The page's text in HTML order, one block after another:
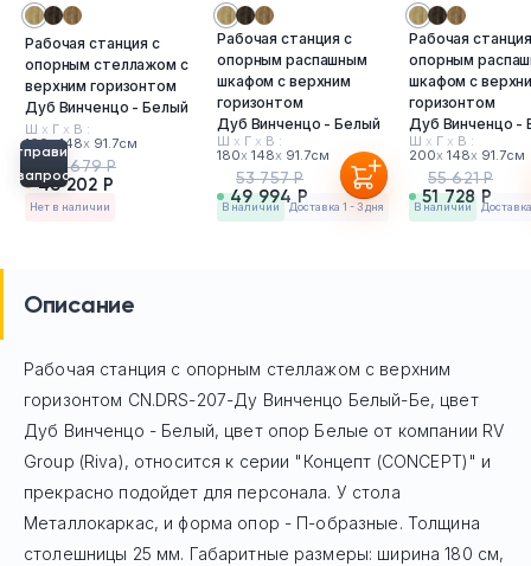
Рабочая станция с
опорным стеллажом с
верхним горизонтом
Дуб Винченцо - Белый
Ш х Г х В :
160х148х 91.7см
46 202 Р
49 679 Р
Нет в наличии
Отправить
запрос
Рабочая станция с
опорным распашным
шкафом с верхним
горизонтом
Дуб Винченцо - Белый
Ш х Г х В :
180х 148х 91.7см
49 994 Р
53 757 Р
в наличии Доставка 1 - 3 дня
Рабочая
опорным
шкафом с
горизонтом
Дуб Винченцо -
Ш х Г х В :
200х 148х 91.7см
51 728 Р
55 621 Р
в наличии
Описание
Рабочая станция с опорным стеллажом с верхним
горизонтом CN.DRS-207-Ду Винченцо Белый-Бе, цвет
Дуб Винченцо - Белый, цвет опор Белые от компании RV
Group (Riva), относится к серии "Концепт (CONCEPT)" и
прекрасно подойдет для персонала. У стола
Mеталлокаркас, и форма опор - П-образные. Толщина
столешницы 25 мм. Габаритные размеры: ширина 180 см,